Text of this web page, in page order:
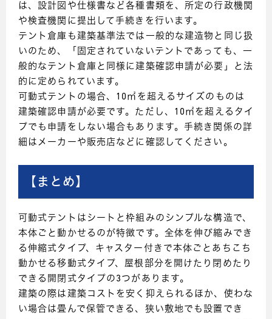
は、設計図や仕様書など各種書類を、所定の行政機関
や検査機関に提出して手続きを行います。
テント倉庫も建築基準法では一般的な建造物と同じ扱
いのため、「固定されていないテントであっても、一
般的なテント倉庫と同様に建築確認申請が必要」と法
的に定められています。
可動式テントの場合、10㎡を超えるサイズのものは
建築確認申請が必要です。ただし、10㎡を超えるタイ
プでも申請をしない場合もあります。手続き関係の詳
細はメーカーや販売店などに確認してください。
【まとめ】
可動式テントはシートと枠組みのシンプルな構造で、
本体ごと動かせるのが特徴です。全体を伸び縮みでき
る伸縮式タイプ、キャスター付きで本体ごとあちこち
動かせる移動式タイプ、屋根部分を開けたり閉めたり
できる開閉式タイプの3つがあります。
建築の際は建築コストを安く抑えられるほか、使わな
い場合は畳んで保管できる、狭い敷地でも設置でき